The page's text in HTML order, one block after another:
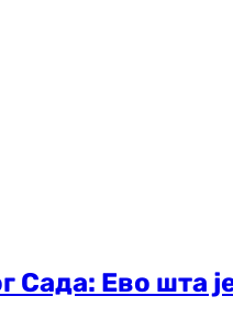
Сада: Ево шта